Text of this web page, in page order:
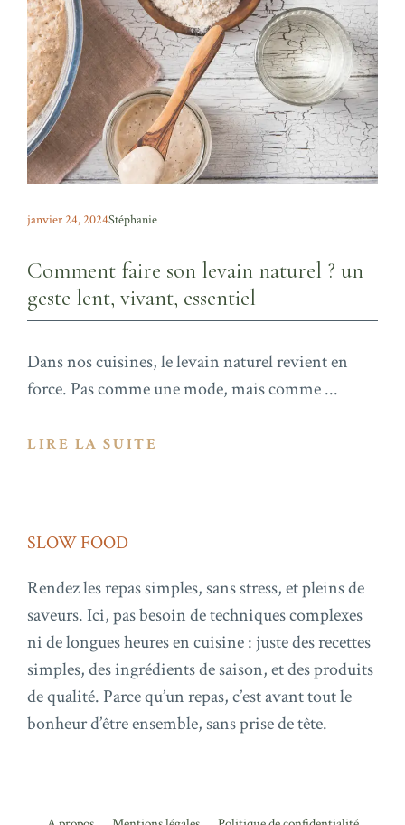
janvier 24, 2024Stéphanie
Comment faire son levain naturel ? un
geste lent, vivant, essentiel
Dans nos cuisines, le levain naturel revient en
force. Pas comme une mode, mais comme ...
LIRE LA SUITE
SLOW FOOD
Rendez les repas simples, sans stress, et pleins de
saveurs. Ici, pas besoin de techniques complexes
ni de longues heures en cuisine : juste des recettes
simples, des ingrédients de saison, et des produits
de qualité. Parce qu’un repas, c’est avant tout le
bonheur d’être ensemble, sans prise de tête.